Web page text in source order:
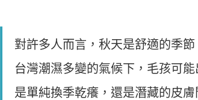
對許多人而言，秋天是舒適的季
台灣潮濕多變的氣候下，毛孩可
是單純換季乾癢，還是潛藏的皮